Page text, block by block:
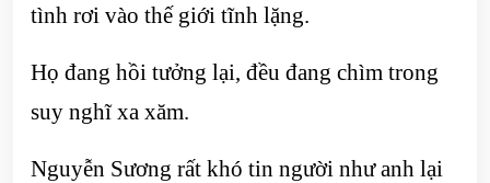
tình rơi vào thế giới tĩnh lặng.
Họ đang hồi tưởng lại, đều đang chìm trong
suy nghĩ xa xăm.
Nguyễn Sương rất khó tin người như anh lại